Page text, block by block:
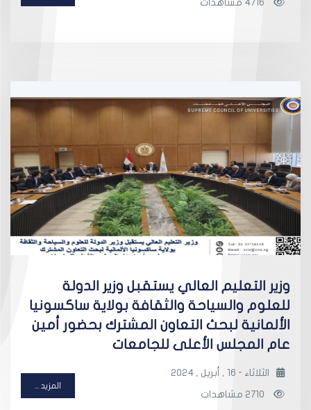
وزير التعليم العالي يستقبل وزير الدولة
للعلوم والسياحة والثقافة بولاية ساكسونيا
الألمانية لبحث التعاون المشترك بحضور أمين
عام المجلس الأعلى للجامعات
الثلاثاء - 16 , أبريل , 2024
المزيد ...